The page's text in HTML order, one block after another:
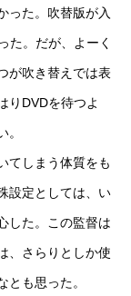
った。吹替版が入
た。だが、よーく
が吹き替えでは表
りDVDを待つよ
てしまう体質をも
設定としては、い
した。この監督は
、さらりとしか使
も思った。